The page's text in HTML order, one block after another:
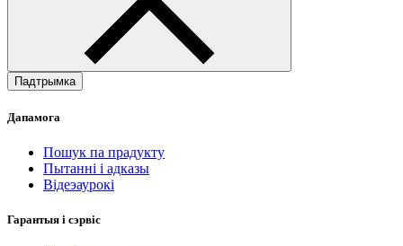
Падтрымка
Дапамога
Пошук па прадукту
Пытанні і адказы
Відеэаурокі
Гарантыя і сэрвіс